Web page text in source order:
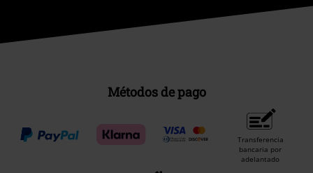
Métodos de pago
Transferencia
bancaria por
adelantado